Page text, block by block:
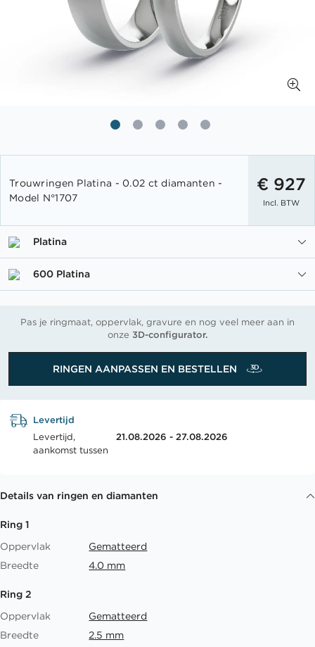
het
begin
de
afbeeldingen-
Trouwringen Platina - 0.02 ct diamanten -
Model N°1707
€ 927
Incl. BTW
Platina
600 Platina
Pas je ringmaat, oppervlak, gravure en nog veel meer aan in
onze 3D-configurator.
RINGEN AANPASSEN EN BESTELLEN
Levertijd
Levertijd,
aankomst tussen
21.08.2026 - 27.08.2026
Details van ringen en diamanten
Ring 1
Oppervlak
Gematteerd
Breedte
4.0 mm
Ring 2
Oppervlak
Gematteerd
Breedte
2.5 mm